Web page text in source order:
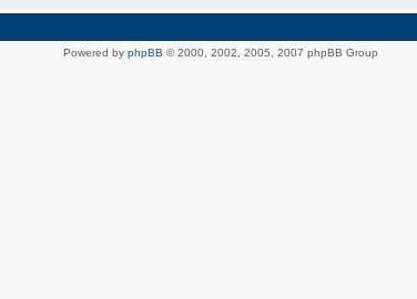
Powered by phpBB © 2000, 2002, 2005, 2007 phpBB Group